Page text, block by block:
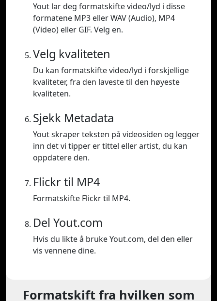
Yout lar deg formatskifte video/lyd i disse
formatene MP3 eller WAV (Audio), MP4
(Video) eller GIF. Velg en.
Velg kvaliteten
Du kan formatskifte video/lyd i forskjellige
kvaliteter, fra den laveste til den høyeste
kvaliteten.
Sjekk Metadata
Yout skraper teksten på videosiden og legger
inn det vi tipper er tittel eller artist, du kan
oppdatere den.
Flickr til MP4
Formatskifte Flickr til MP4.
Del Yout.com
Hvis du likte å bruke Yout.com, del den eller
vis vennene dine.
Formatskift fra hvilken som